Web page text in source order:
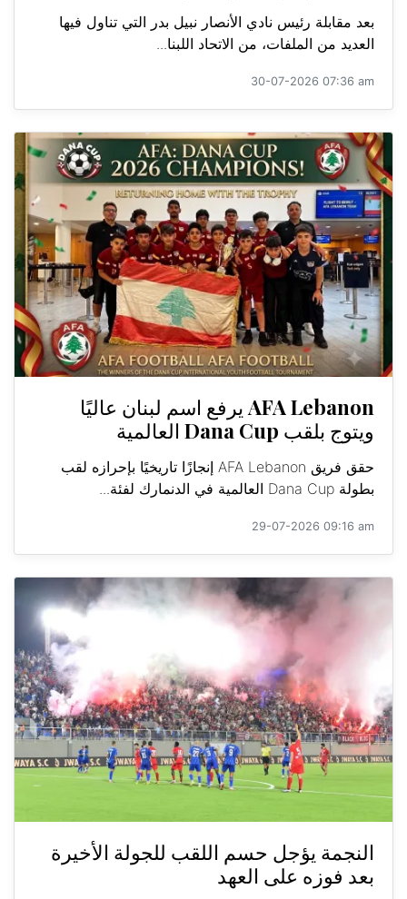
بعد مقابلة رئيس نادي الأنصار نبيل بدر التي تناول فيها
العديد من الملفات، من الاتحاد اللبنا...
30-07-2026 07:36 am
AFA Lebanon يرفع اسم لبنان عاليًا
ويتوج بلقب Dana Cup العالمية
حقق فريق AFA Lebanon إنجازًا تاريخيًا بإحرازه لقب
بطولة Dana Cup العالمية في الدنمارك لفئة...
29-07-2026 09:16 am
النجمة يؤجل حسم اللقب للجولة الأخيرة
بعد فوزه على العهد